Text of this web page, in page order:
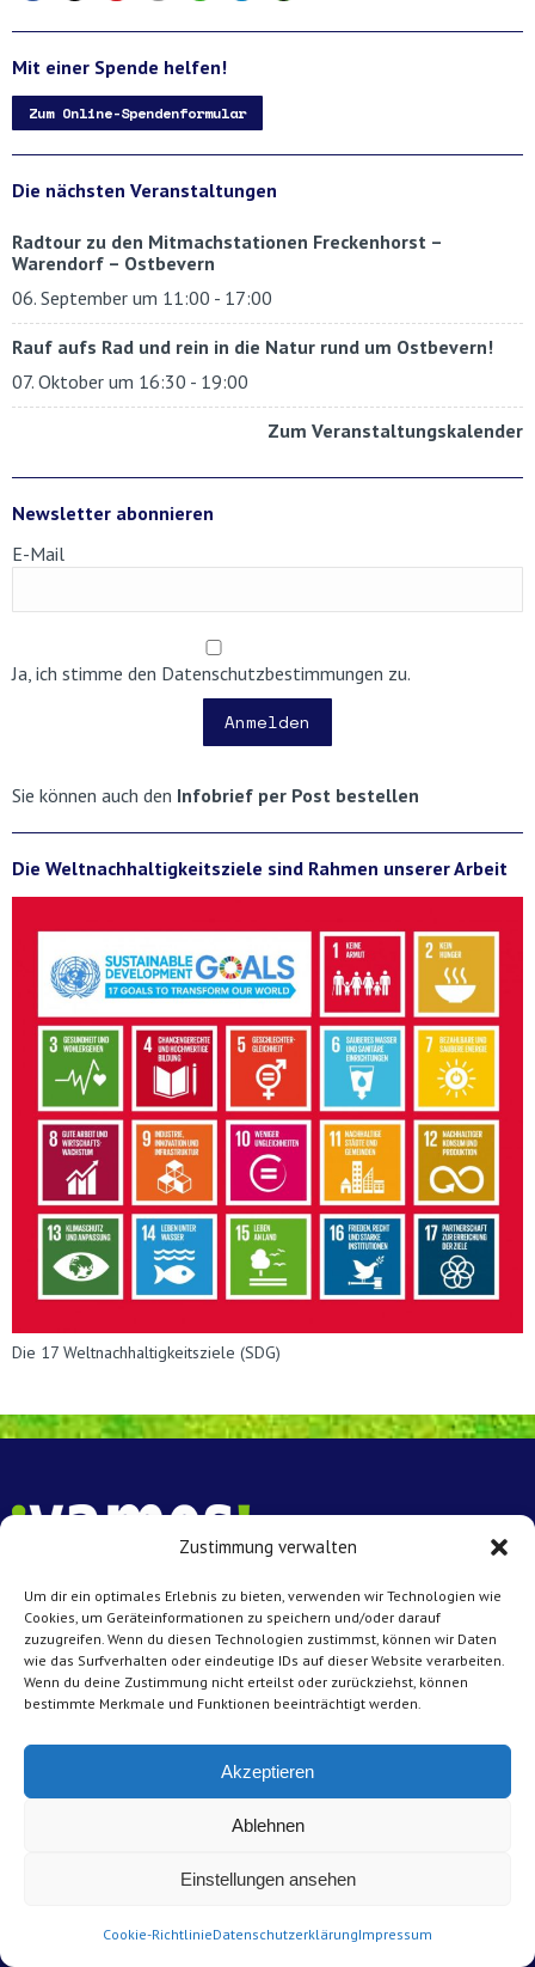
Zustimmung verwalten
Um dir ein optimales Erlebnis zu bieten, verwenden wir Technologien wie
Cookies, um Geräteinformationen zu speichern und/oder darauf
zuzugreifen. Wenn du diesen Technologien zustimmst, können wir Daten
wie das Surfverhalten oder eindeutige IDs auf dieser Website verarbeiten.
Wenn du deine Zustimmung nicht erteilst oder zurückziehst, können
bestimmte Merkmale und Funktionen beeinträchtigt werden.
Akzeptieren
Ablehnen
Einstellungen ansehen
Cookie-RichtlinieDatenschutzerklärungImpressum
Mit einer Spende helfen!
Zum Online-Spendenformular
Die nächsten Veranstaltungen
Radtour zu den Mitmachstationen Freckenhorst –
Warendorf – Ostbevern
06. September um 11:00 - 17:00
Rauf aufs Rad und rein in die Natur rund um Ostbevern!
07. Oktober um 16:30 - 19:00
Zum Veranstaltungskalender
Newsletter abonnieren
E-Mail
Ja, ich stimme den Datenschutzbestimmungen zu.
Anmelden
Sie können auch den Infobrief per Post bestellen
Die Weltnachhaltigkeitsziele sind Rahmen unserer Arbeit
Die 17 Weltnachhaltigkeitsziele (SDG)
Vamos e.V. Münster
Achtermannstr. 10 – 12
48143 Münster
Kontakt
E-Mail: